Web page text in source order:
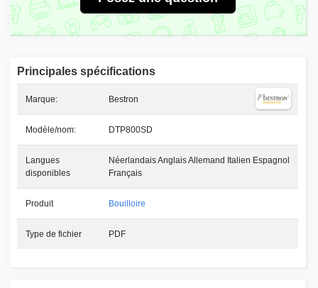
Principales spécifications
Marque: Bestron
Modèle/nom: DTP800SD
Langues
disponibles
Néerlandais Anglais Allemand Italien Espagnol
Français
Produit Bouilloire
Type de fichier PDF